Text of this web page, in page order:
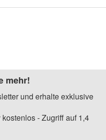
mehr!
und erhalte exklusive
- Zugriff auf 1,4